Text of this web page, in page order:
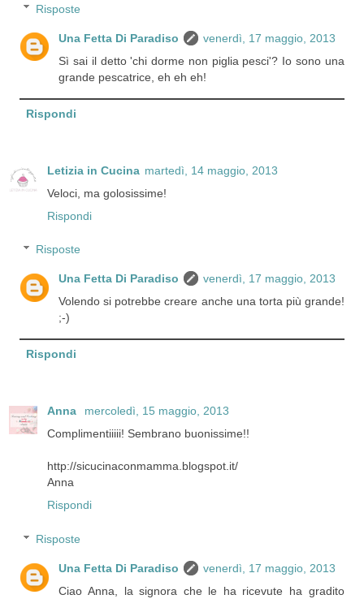
Risposte
Una Fetta Di Paradiso
venerdì, 17 maggio, 2013
Sì sai il detto 'chi dorme non piglia pesci'? Io sono una
grande pescatrice, eh eh eh!
Rispondi
Letizia in Cucina martedì, 14 maggio, 2013
Veloci, ma golosissime!
Rispondi
Risposte
Una Fetta Di Paradiso
venerdì, 17 maggio, 2013
Volendo si potrebbe creare anche una torta più grande!
;-)
Rispondi
Anna
mercoledì, 15 maggio, 2013
Complimentiiiii! Sembrano buonissime!!
http://sicucinaconmamma.blogspot.it/
Anna
Rispondi
Risposte
Una Fetta Di Paradiso
venerdì, 17 maggio, 2013
Ciao Anna, la signora che le ha ricevute ha gradito